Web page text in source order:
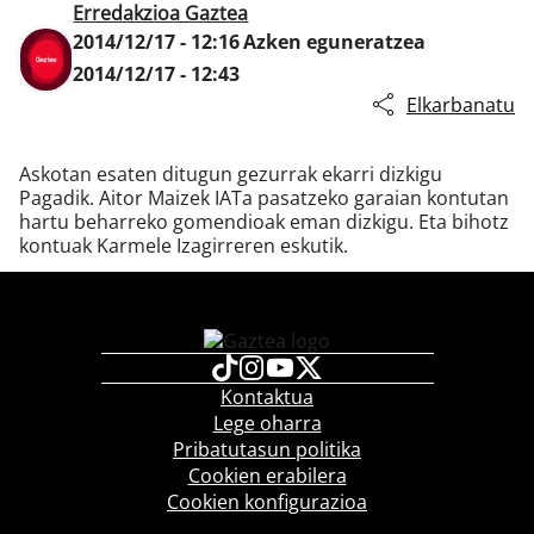
Erredakzioa Gaztea
2014/12/17 - 12:16Azken eguneratzea
2014/12/17 - 12:43
Elkarbanatu
Askotan esaten ditugun gezurrak ekarri dizkigu
Pagadik. Aitor Maizek IATa pasatzeko garaian kontutan
hartu beharreko gomendioak eman dizkigu. Eta bihotz
kontuak Karmele Izagirreren eskutik.
Kontaktua
Lege oharra
Pribatutasun politika
Cookien erabilera
Cookien konfigurazioa